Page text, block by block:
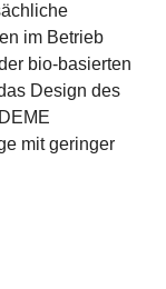
im Betrieb
bio-basierten
Design des
mit geringer